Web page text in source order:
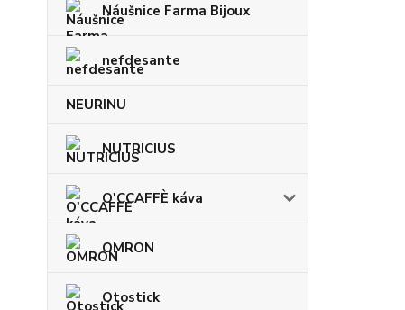
Náušnice Farma Bijoux
nefdesante
NEURINU
NUTRICIUS
O'CCAFFÈ káva
OMRON
Otostick